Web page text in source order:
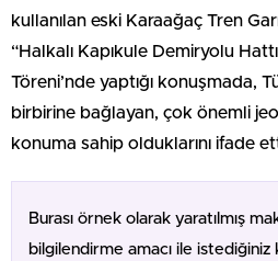
kullanılan eski Karaağaç Tren
“Halkalı Kapıkule Demiryolu
Töreni’nde yaptığı konuşmada,
birbirine bağlayan, çok önemli
konuma sahip olduklarını ifade
Burası örnek olarak yaratılmış
bilgilendirme amacı ile